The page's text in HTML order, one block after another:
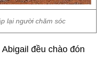
lại người chăm sóc
đều chào đón